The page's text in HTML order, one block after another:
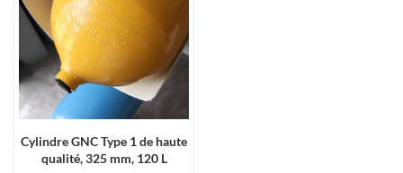
Cylindre GNC Type 1 de haute
qualité, 325 mm, 120 L